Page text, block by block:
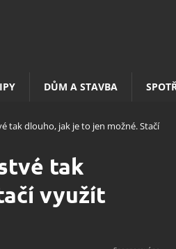
DŮM A STAVBA
tak dlouho, jak je to jen možné. Stačí
tak
využít